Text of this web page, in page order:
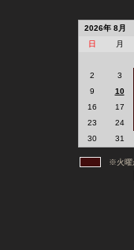
2026年 8月
日
月
2
3
9
10
16
17
23
24
30
31
※火曜